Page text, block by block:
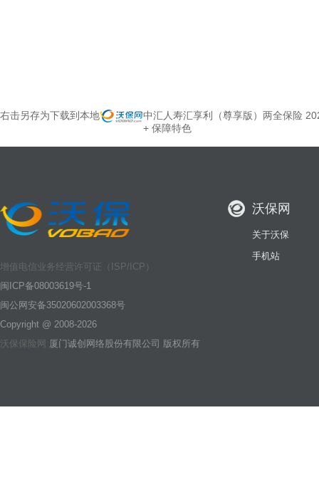
右击另存为下载到本地
中汇人寿汇享利（尊享版）两全保险
+ 保障特色
增值电信业务经营许可证（ISP/ICP）
闽ICP备08003619号-1
闽公网安备35020602003368号
Copyright @ 2008-2026
沃保保险网 厦门诚创网络股份有限公司 版权所有
沃保网
关于沃保
手机站